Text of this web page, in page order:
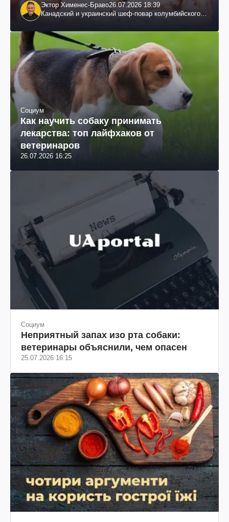
Эктор Хименес-Браво26.07.2026 18:39
Канадский и украинский шеф-повар колумбийского
Социум
Как научить собаку принимать
лекарства: топ лайфхаков от
ветеринаров
26.07.2026 16:25
Социум
Неприятный запах изо рта собаки:
ветеринары объяснили, чем опасен
25.07.2026 16:15